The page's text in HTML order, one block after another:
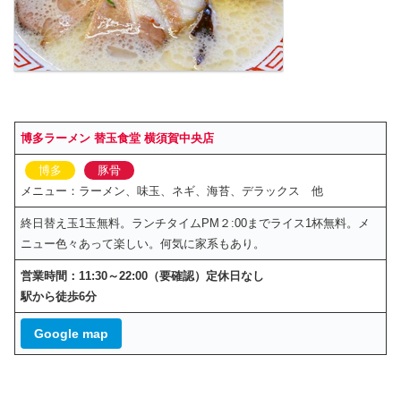
博多ラーメン 替玉食堂 横須賀中央店
博多
豚骨
メニュー：ラーメン、味玉、ネギ、海苔、デラックス 他
終日替え玉1玉無料。ランチタイムPM２:00までライス1杯無料。メ
ニュー色々あって楽しい。何気に家系もあり。
営業時間：11:30～22:00（要確認）定休日なし
駅から徒歩6分
Google map